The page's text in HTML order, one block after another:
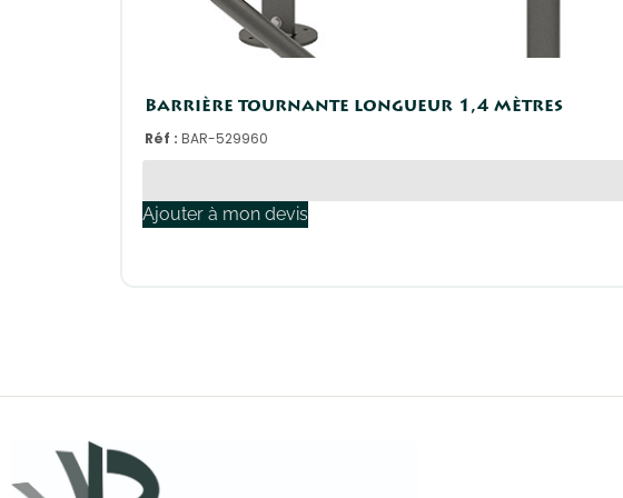
Barrière tournante longueur 1,4 mètres
Réf : BAR-529960
Ajouter à mon devis